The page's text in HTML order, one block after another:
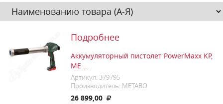
Подробнее
Аккумуляторный пистолет PowerMaxx KP,
ME ...
Артикул: 379795
Производитель: METABO
26 899,00